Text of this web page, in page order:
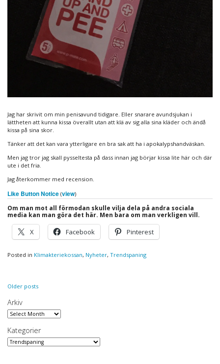
Jag har skrivit om min penisavund tidigare. Eller snarare avundsjukan i
lättheten att kunna kissa överallt utan att klä av sig alla sina kläder och ändå
kissa på sina skor.
Tänker att det kan vara ytterligare en bra sak att ha i apokalypshandväskan.
Men jag tror jag skall pysseltesta på dass innan jag börjar kissa lite här och där
ute i det fria.
Jag återkommer med recension.
Like Button Notice (view)
Om man mot all förmodan skulle vilja dela på andra sociala
media kan man göra det här. Men bara om man verkligen vill.
X Facebook Pinterest
Posted in Klimakteriekossan, Nyheter, Trendspaning
Posts
navigation
Older posts
Arkiv
Arkiv
Kategorier
Kategorier